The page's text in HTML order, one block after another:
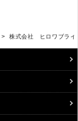
株式会社 ヒロワブライ